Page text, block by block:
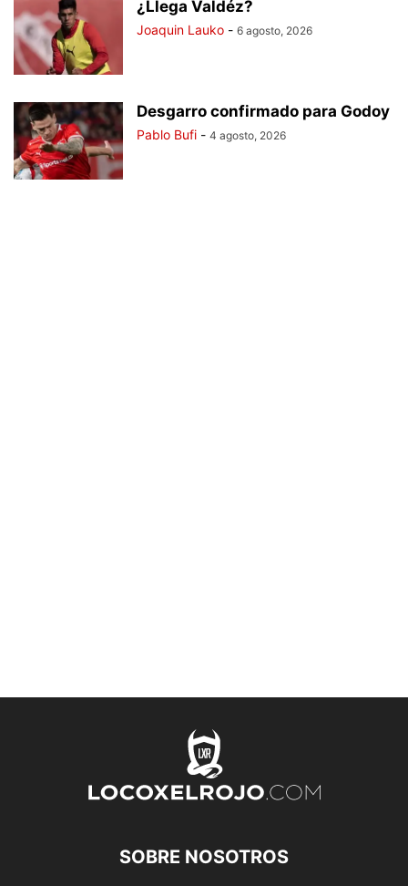
¿Llega Valdéz?
Joaquin Lauko - 6 agosto, 2026
Desgarro confirmado para Godoy
Pablo Bufi - 4 agosto, 2026
SOBRE NOSOTROS